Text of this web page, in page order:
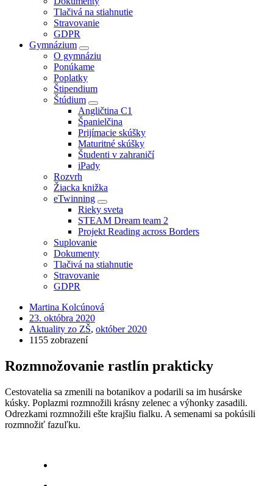
Tlačivá na stiahnutie
Stravovanie
GDPR
Gymnázium
O gymnáziu
Ponúkame
Poplatky
Štipendium
Štúdium
Angličtina C1
Španielčina
Prijímacie skúšky
Maturitné skúšky
Študenti v zahraničí
iPady
Rozvrh
Žiacka knižka
eTwinning
Rieky sveta
STEAM Dream team 2
Projekt Reading across Borders
Suplovanie
Dokumenty
Tlačivá na stiahnutie
Stravovanie
GDPR
Martina Kolcúnová
23. októbra 2020
Aktuality zo ZŠ, október 2020
1155 zobrazení
Rozmnožovanie rastlín prakticky
Cestovatelia sa zmenili na botanikov a podarili sa im husárske
kúsky. Poplazmi rozmnožili krásny zelenec a výhonky zasadili.
Odrezkami rozmnožili ešte krajšiu fialku. A semenami sa pokúsili
rozmnožiť fazuľku.